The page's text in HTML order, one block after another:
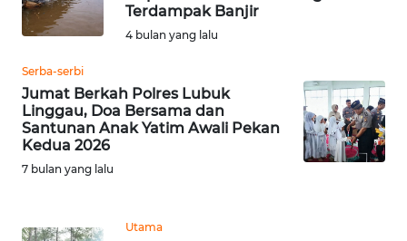
Terdampak Banjir
4 bulan yang lalu
Serba-serbi
Jumat Berkah Polres Lubuk
Linggau, Doa Bersama dan
Santunan Anak Yatim Awali Pekan
Kedua 2026
7 bulan yang lalu
Utama
KARO
WN
SIMALUNGUN
WN
LABUHANBATU
TENGAH